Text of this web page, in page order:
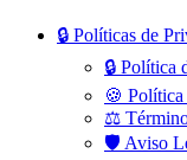
🔒 Políticas de
🔒 Política
🍪
⚖️
🛡️ Aviso